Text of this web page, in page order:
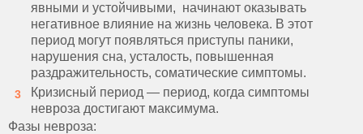
явными и устойчивыми, начинают оказывать
негативное влияние на жизнь человека. В этот
период могут появляться приступы паники,
нарушения сна, усталость, повышенная
раздражительность, соматические симптомы.
Кризисный период — период, когда симптомы
невроза достигают максимума.
Фазы невроза: